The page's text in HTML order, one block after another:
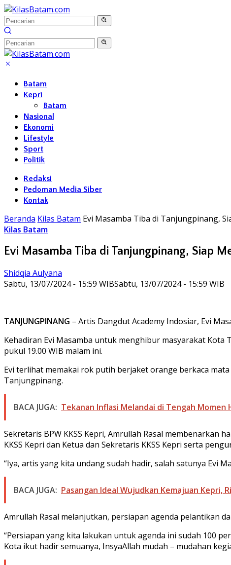
Langsung
ke
konten
Batam
Kepri
Batam
Nasional
Ekonomi
Lifestyle
Sport
Politik
Redaksi
Pedoman Media Siber
Kontak
Beranda Kilas Batam Evi Masamba Tiba di Tanjungpinang,
Kilas Batam
Evi Masamba Tiba di Tanjungpinang, Siap
Shidqia Aulyana
Sabtu, 13/07/2024 - 15:59 WIBSabtu, 13/07/2024 - 15:59 WIB
TANJUNGPINANG – Artis Dangdut Academy Indosiar, Evi
Kehadiran Evi Masamba untuk menghibur masyarakat Kota
pukul 19.00 WIB malam ini.
Evi terlihat memakai rok putih berjaket orange berkaca
Tanjungpinang.
BACA JUGA: Tekanan Inflasi Melandai di Tengah Momen
Sekretaris BPW KKSS Kepri, Amrullah Rasal membenarkan
KKSS Kepri dan Ketua dan Sekretaris KKSS Kepri serta
“Iya, artis yang kita undang sudah hadir, salah satunya Evi
BACA JUGA: Pasangan Ideal Wujudkan Kemajuan Kepri,
Amrullah Rasal melanjutkan, persiapan agenda pelantikan
“Persiapan yang kita lakukan untuk agenda ini sudah 100
Kota ikut hadir semuanya, InsyaAllah mudah – mudahan